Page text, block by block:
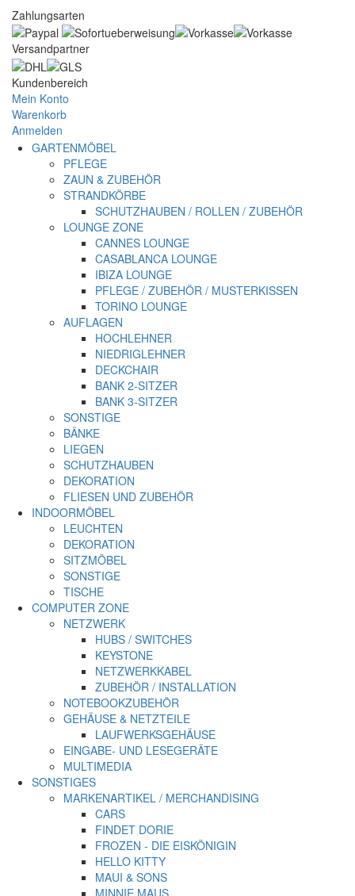
Zahlungsarten
Versandpartner
Kundenbereich
Mein Konto
Warenkorb
Anmelden
GARTENMÖBEL
PFLEGE
ZAUN & ZUBEHÖR
STRANDKÖRBE
SCHUTZHAUBEN / ROLLEN / ZUBEHÖR
LOUNGE ZONE
CANNES LOUNGE
CASABLANCA LOUNGE
IBIZA LOUNGE
PFLEGE / ZUBEHÖR / MUSTERKISSEN
TORINO LOUNGE
AUFLAGEN
HOCHLEHNER
NIEDRIGLEHNER
DECKCHAIR
BANK 2-SITZER
BANK 3-SITZER
SONSTIGE
BÄNKE
LIEGEN
SCHUTZHAUBEN
DEKORATION
FLIESEN UND ZUBEHÖR
INDOORMÖBEL
LEUCHTEN
DEKORATION
SITZMÖBEL
SONSTIGE
TISCHE
COMPUTER ZONE
NETZWERK
HUBS / SWITCHES
KEYSTONE
NETZWERKKABEL
ZUBEHÖR / INSTALLATION
NOTEBOOKZUBEHÖR
GEHÄUSE & NETZTEILE
LAUFWERKSGEHÄUSE
EINGABE- UND LESEGERÄTE
MULTIMEDIA
SONSTIGES
MARKENARTIKEL / MERCHANDISING
CARS
FINDET DORIE
FROZEN - DIE EISKÖNIGIN
HELLO KITTY
MAUI & SONS
MINNIE MAUS